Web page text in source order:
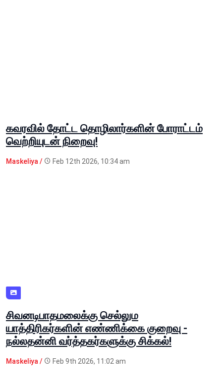
கவரவில் தோட்ட தொழிலார்களின் போராட்டம்
வெற்றியுடன் நிறைவு!
Maskeliya / Feb 12th 2026, 10:34 am
சிவனடிபாதமலைக்கு செல்லும
யாத்திரிகர்களின் எண்ணிக்கை குறைவு -
நல்லதன்னி வர்த்தகர்களுக்கு சிக்கல்!
Maskeliya / Feb 9th 2026, 11:02 am